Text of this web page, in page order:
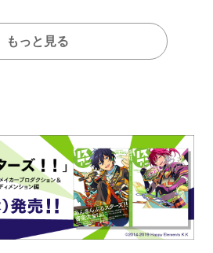
もっと見る